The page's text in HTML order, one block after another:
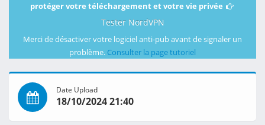
protéger votre téléchargement et votre vie privée
Tester NordVPN
Merci de désactiver votre logiciel anti-pub avant de signaler un
problème. Consulter la page tutoriel
Date Upload
18/10/2024 21:40